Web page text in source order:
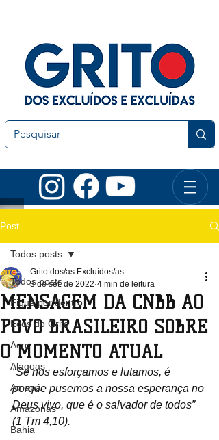
Post
Todos posts
Fique por dentro
Ecos do Grito
Acre
Alagoas
Amapá
Amazonas
Bahia
Todos posts
MENSAGEM DA CNBB AO
POVO BRASILEIRO SOBRE
O MOMENTO ATUAL
Grito dos/as Excluídos/as
3 de set. de 2022 4 min de leitura
“Se nos esforçamos e lutamos, é
porque pusemos a nossa esperança no
Deus vivo, que é o salvador de todos”
(1 Tm 4,10).